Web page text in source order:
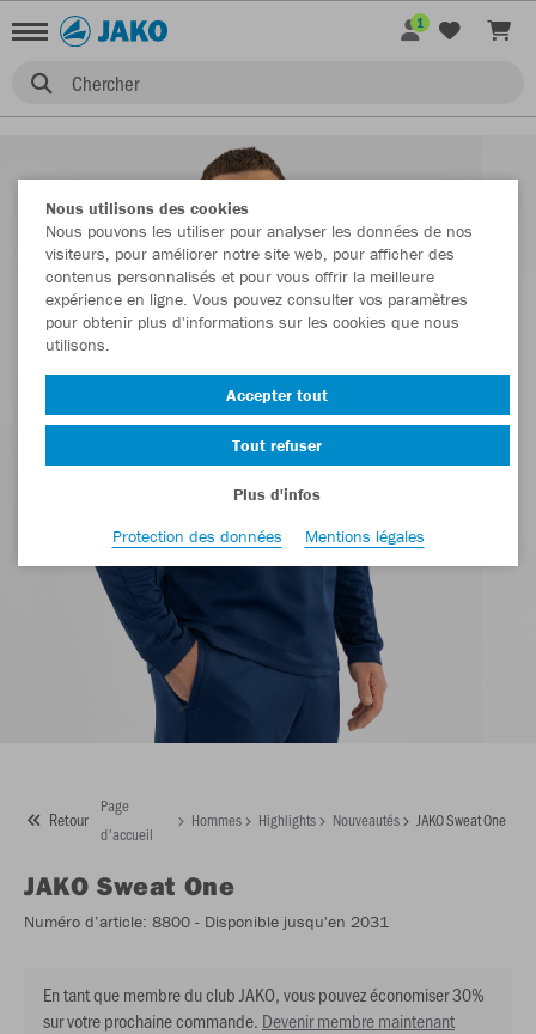
Chercher
1
Retour
Page
d'accueil
Hommes Highlights Nouveautés JAKO Sweat One
JAKO Sweat One
Numéro d’article: 8800 - Disponible jusqu'en 2031
En tant que membre du club JAKO, vous pouvez économiser 30%
sur votre prochaine commande. Devenir membre maintenant
Nous utilisons des cookies
Nous pouvons les utiliser pour analyser les données de nos
visiteurs, pour améliorer notre site web, pour afficher des
contenus personnalisés et pour vous offrir la meilleure
expérience en ligne. Vous pouvez consulter vos paramètres
pour obtenir plus d'informations sur les cookies que nous
utilisons.
Accepter tout
Tout refuser
Plus d'infos
Protection des données
Mentions légales